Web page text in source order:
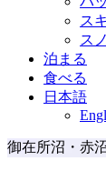
ス
ス
泊まる
食べる
日本語
御在所沼・赤